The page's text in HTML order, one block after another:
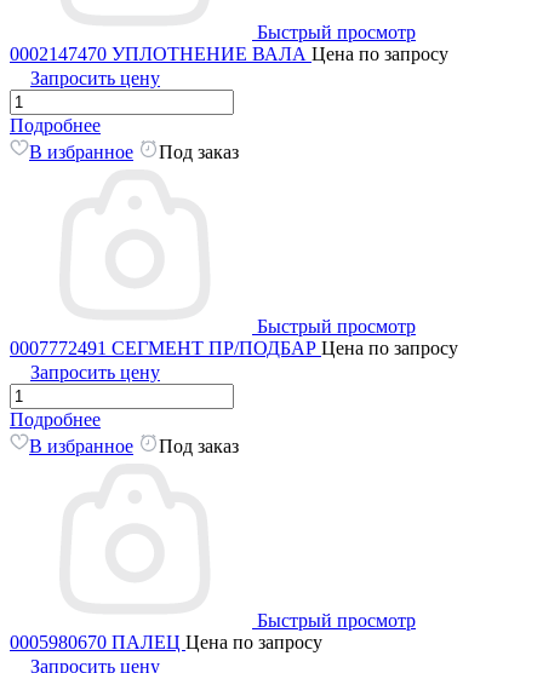
Быстрый просмотр
0002147470 УПЛОТНЕНИЕ ВАЛА Цена по запросу
Запросить цену
Подробнее
В избранное
Под заказ
Быстрый просмотр
0007772491 СЕГМЕНТ ПР/ПОДБАР Цена по запросу
Запросить цену
Подробнее
В избранное
Под заказ
Быстрый просмотр
0005980670 ПАЛЕЦ Цена по запросу
Запросить цену